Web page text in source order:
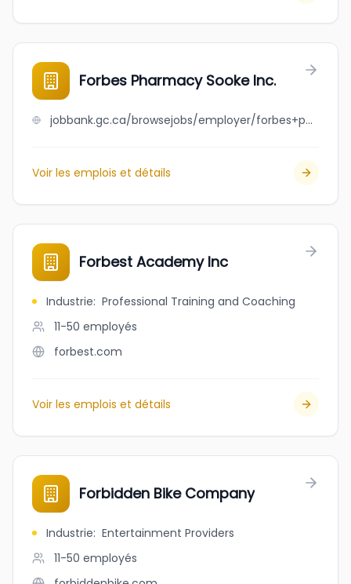
Forbes Pharmacy Sooke Inc.
jobbank.gc.ca/browsejobs/employer/forbes+pharmacy+sooke+inc./ca
Voir les emplois et détails
Forbest Academy Inc
Industrie: Professional Training and Coaching
11-50 employés
forbest.com
Voir les emplois et détails
Forbidden Bike Company
Industrie: Entertainment Providers
11-50 employés